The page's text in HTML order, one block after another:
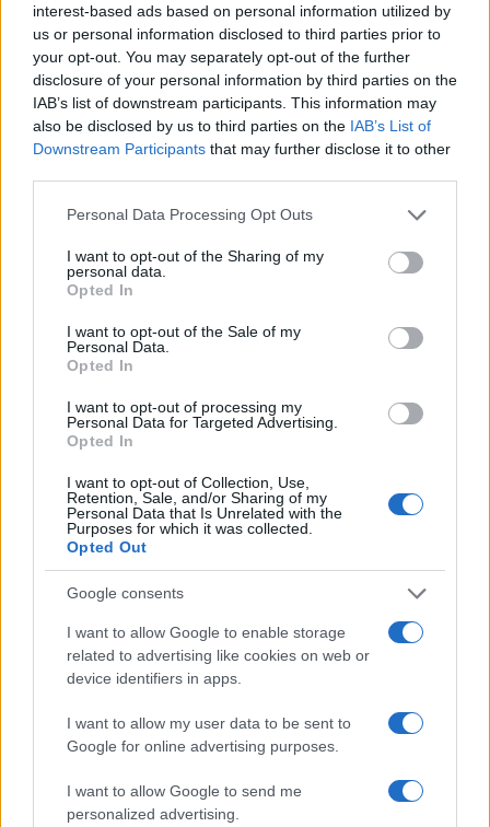
interest-based ads based on personal information utilized by
us or personal information disclosed to third parties prior to
your opt-out. You may separately opt-out of the further
disclosure of your personal information by third parties on the
IAB’s list of downstream participants. This information may
also be disclosed by us to third parties on the IAB’s List of
Downstream Participants that may further disclose it to other
Please note that this website/app uses one or more Google
not limited to your visit or usage behaviour. You may click to
grant or deny consent to Google and its third-party tags to
use your data for below specified purposes in below Google
consent section.
Personal Data Processing Opt Outs
I want to opt-out of the Sharing of my
personal data.
Opted In
I want to opt-out of the Sale of my
Personal Data.
Opted In
I want to opt-out of processing my
Personal Data for Targeted Advertising.
Opted In
I want to opt-out of Collection, Use,
Retention, Sale, and/or Sharing of my
Personal Data that Is Unrelated with the
Purposes for which it was collected.
Opted Out
Google consents
I want to allow Google to enable storage
related to advertising like cookies on web or
device identifiers in apps.
I want to allow my user data to be sent to
Google for online advertising purposes.
I want to allow Google to send me
personalized advertising.
Continua a leggere
LIFESTYLE
Le nuove Havaianas Kitten Heel debuttano a
Matteo Pellegrino · 7 Ago 2026